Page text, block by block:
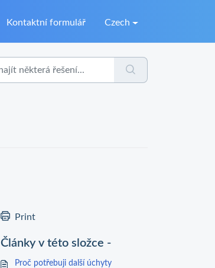
Kontaktní formulář Czech
Print
Články v této složce -
Proč potřebuji další úchyty